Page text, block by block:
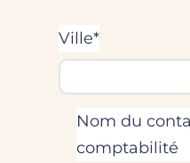
Ville*
Nom du
comptabilité